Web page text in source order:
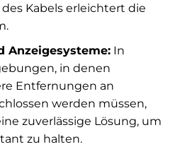
Kabels erleichtert die
Anzeigesysteme:In
in denen
Entfernungen an
werden müssen,
zuverlässige Lösung, um
zu halten.